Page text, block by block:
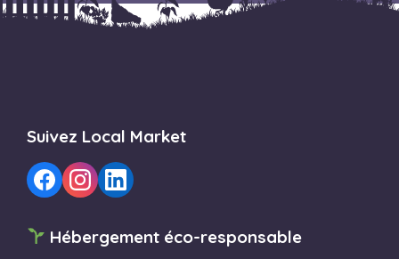
Suivez Local Market
Hébergement éco-responsable